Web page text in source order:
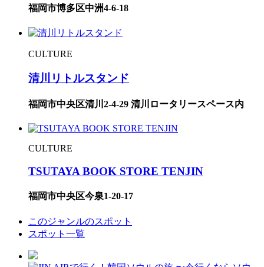
福岡市博多区中洲4-6-18
CULTURE
清川リトルスタンド
福岡市中央区清川2-4-29 清川ロータリースペース内
CULTURE
TSUTAYA BOOK STORE TENJIN
福岡市中央区今泉1-20-17
このジャンルのスポット
スポット一覧